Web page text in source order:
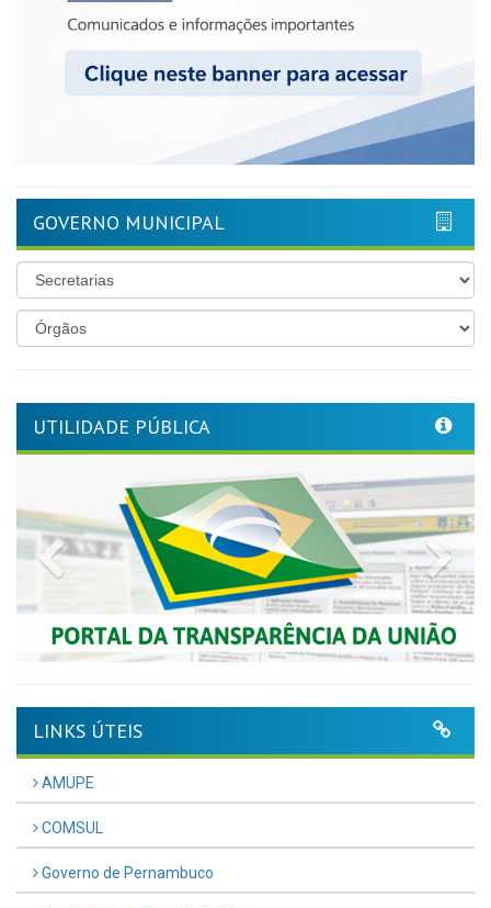
GOVERNO MUNICIPAL
UTILIDADE PÚBLICA
Previous
LINKS ÚTEIS
AMUPE
COMSUL
Governo de Pernambuco